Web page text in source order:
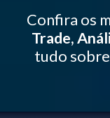
Confira os
Trade,
tudo